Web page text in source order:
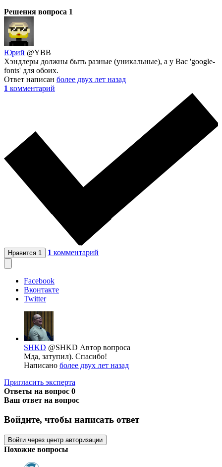
Решения вопроса 1
Юрий @YBB
Хэндлеры должны быть разные (уникальные), а у Вас 'google-
fonts' для обоих.
Ответ написан более двух лет назад
1 комментарий
Нравится 1 1 комментарий
Facebook
Вконтакте
Twitter
SHKD @SHKD Автор вопроса
Мда, затупил). Спасибо!
Написано более двух лет назад
Пригласить эксперта
Ответы на вопрос 0
Ваш ответ на вопрос
Войдите, чтобы написать ответ
Войти через центр авторизации
Похожие вопросы